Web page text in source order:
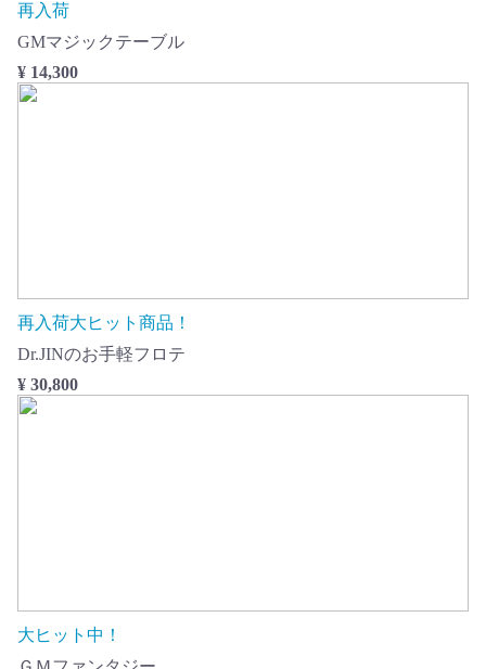
再入荷
GMマジックテーブル
¥ 14,300
再入荷大ヒット商品！
Dr.JINのお手軽フロテ
¥ 30,800
大ヒット中！